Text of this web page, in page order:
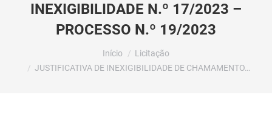
INEXIGIBILIDADE N.º 17/2023 –
PROCESSO N.º 19/2023
Início
Licitação
JUSTIFICATIVA DE INEXIGIBILIDADE DE CHAMAMENTO…